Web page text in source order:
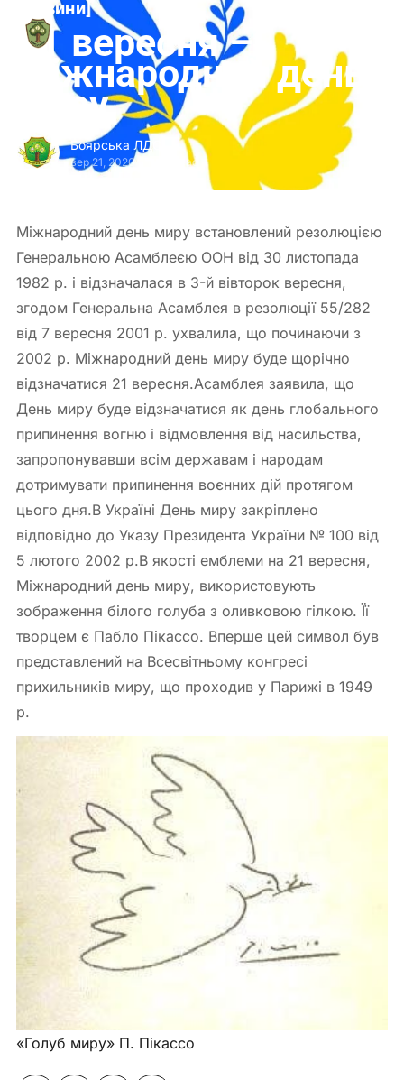
Новини[
21 вересня –
Міжнародний день
миру
Боярська ЛДС
вер 21, 2020 1 min read
Міжнародний день миру встановлений резолюцією
Генеральною Асамблеєю ООН від 30 листопада
1982 р. і відзначалася в 3-й вівторок вересня,
згодом Генеральна Асамблея в резолюції 55/282
від 7 вересня 2001 р. ухвалила, що починаючи з
2002 р. Міжнародний день миру буде щорічно
відзначатися 21 вересня.Асамблея заявила, що
День миру буде відзначатися як день глобального
припинення вогню і відмовлення від насильства,
запропонувавши всім державам і народам
дотримувати припинення воєнних дій протягом
цього дня.В Україні День миру закріплено
відповідно до Указу Президента України № 100 від
5 лютого 2002 р.В якості емблеми на 21 вересня,
Міжнародний день миру, використовують
зображення білого голуба з оливковою гілкою. Її
творцем є Пабло Пікассо. Вперше цей символ був
представлений на Всесвітньому конгресі
прихильників миру, що проходив у Парижі в 1949
р.
«Голуб миру» П. Пікассо